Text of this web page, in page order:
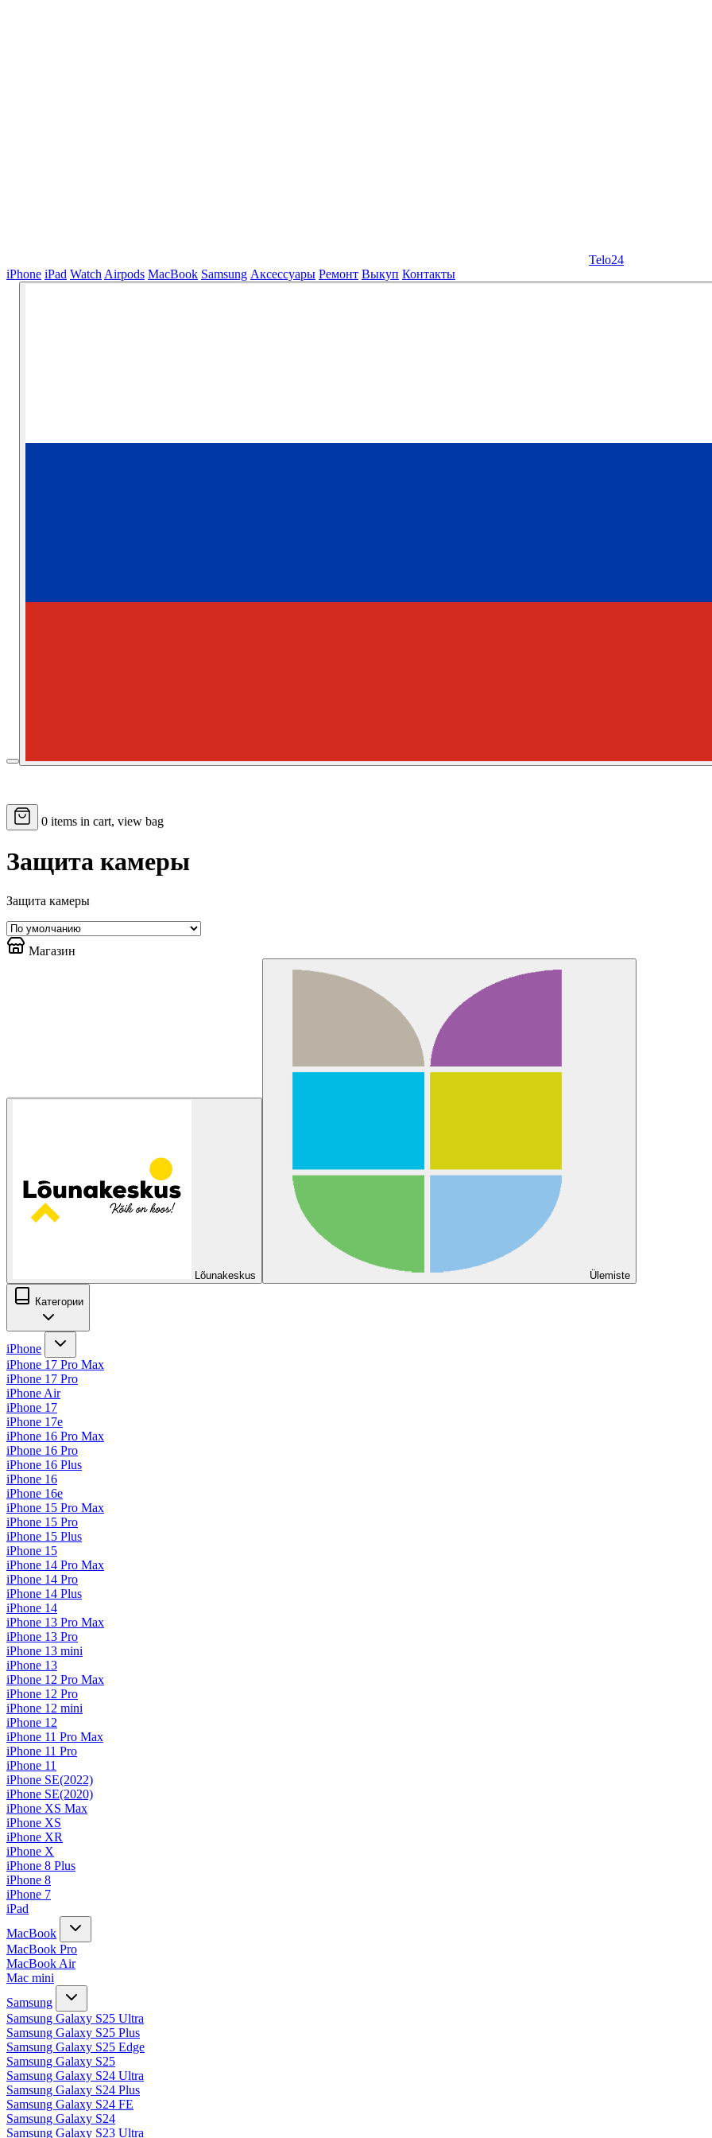
Telo24
iPhone iPad Watch Airpods MacBook Samsung Аксессуары Ремонт Выкуп Контакты
0 items in cart, view bag
Защита камеры
Защита камеры
Магазин
Lõunakeskus Ülemiste
Категории
iPhone
iPhone 17 Pro Max
iPhone 17 Pro
iPhone Air
iPhone 17
iPhone 17e
iPhone 16 Pro Max
iPhone 16 Pro
iPhone 16 Plus
iPhone 16
iPhone 16e
iPhone 15 Pro Max
iPhone 15 Pro
iPhone 15 Plus
iPhone 15
iPhone 14 Pro Max
iPhone 14 Pro
iPhone 14 Plus
iPhone 14
iPhone 13 Pro Max
iPhone 13 Pro
iPhone 13 mini
iPhone 13
iPhone 12 Pro Max
iPhone 12 Pro
iPhone 12 mini
iPhone 12
iPhone 11 Pro Max
iPhone 11 Pro
iPhone 11
iPhone SE(2022)
iPhone SE(2020)
iPhone XS Max
iPhone XS
iPhone XR
iPhone X
iPhone 8 Plus
iPhone 8
iPhone 7
iPad
MacBook
MacBook Pro
MacBook Air
Mac mini
Samsung
Samsung Galaxy S25 Ultra
Samsung Galaxy S25 Plus
Samsung Galaxy S25 Edge
Samsung Galaxy S25
Samsung Galaxy S24 Ultra
Samsung Galaxy S24 Plus
Samsung Galaxy S24 FE
Samsung Galaxy S24
Samsung Galaxy S23 Ultra